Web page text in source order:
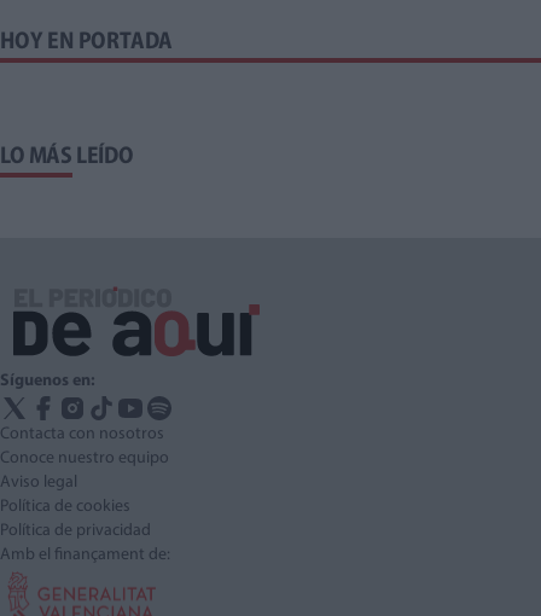
HOY EN PORTADA
LO MÁS LEÍDO
Síguenos en:
Contacta con nosotros
Conoce nuestro equipo
Aviso legal
Política de cookies
Política de privacidad
Amb el finançament de: